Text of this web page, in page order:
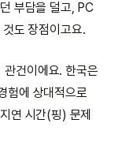
부담을 덜고, PC
도 장점이고요.
관건이에요. 한국은
험에 상대적으로
연 시간(핑) 문제